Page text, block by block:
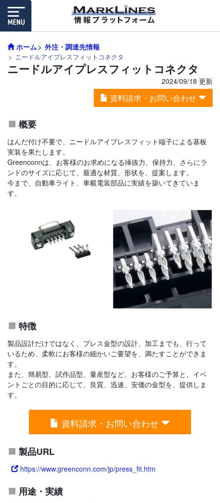
ホーム 外注・調達先情報
ニードルアイプレスフィットコネクタ
ニードルアイプレスフィットコネクタ
2024/09/18 更新
資料請求・お問い合わせ
概要
はんだ付け不要で、ニードルアイプレスフィット端子による基板
実装を果たします。
Greenconnは、お客様のお求めになる挿抜力、保持力、さらにラ
ンドのサイズに応じて、最適な材質、形状を、提案します。
今まで、自動車ライト、車載電装部品に実績を築いてきていま
す。
特徴
製品設計だけではなく、プレス金型の設計、加工までも、行って
いるため、柔軟にお客様の細かいご要望を、満たすことができま
す。
また、簡易型、試作品型、量産型など、お客様のご予算と、イベ
ントごとの目的に応じて、良質、迅速、安価の金型を、提供しま
す。
資料請求・お問い合わせ
製品URL
https://www.greenconn.com/jp/press_fit.htm
用途・実績